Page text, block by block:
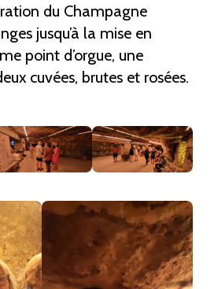
du Champagne
jusqu’à la mise en
point d’orgue, une
cuvées, brutes et rosées.